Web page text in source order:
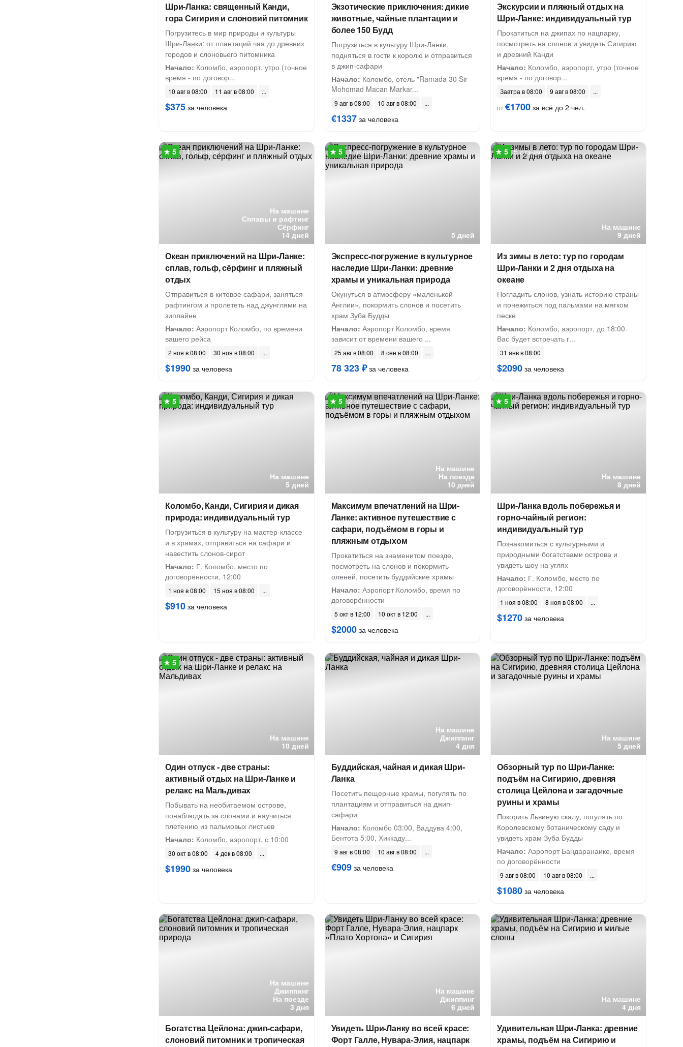
Шри-Ланка: священный Канди,
гора Сигирия и слоновий питомник
Погрузитесь в мир природы и культуры
Шри-Ланки: от плантаций чая до древних
городов и слоновьего питомника
Начало: Коломбо, аэропорт, утро (точное
время - по договор...
10 авг в 08:00 11 авг в 08:00
$375 за человека
Экзотические приключения: дикие
животные, чайные плантации и
более 150 Будд
Погрузиться в культуру Шри-Ланки,
подняться в гости к королю и отправиться
в джип-сафари
Начало: Коломбо, отель "Ramada 30 Sir
Mohomad Macan Markar...
9 авг в 08:00 10 авг в 08:00
€1337за человека
Экскурсии и пляжный отдых на
Шри-Ланке: индивидуальный тур
Прокатиться на джипах по нацпарку,
посмотреть на слонов и увидеть Сигирию
и древний Канди
Начало: Коломбо, аэропорт, утро (точное
время - по договор...
Завтра в 08:00
9 авг в 08:00
от€1700 за всё до 2 чел.
На машине
Сплавы и рафтинг
Сёрфинг
14 дней
14 отзывов
Океан приключений на Шри-Ланке:
сплав, гольф, сёрфинг и пляжный
отдых
Отправиться в китовое сафари, заняться
рафтингом и пролететь над джунглями на
зиплайне
Начало: Аэропорт Коломбо, по времени
вашего рейса
2 ноя в 08:00 30 ноя в 08:00
$1990 за человека
5 дней
1 отзыв
Экспресс-погружение в культурное
наследие Шри-Ланки: древние
храмы и уникальная природа
Окунуться в атмосферу «маленькой
Англии», покормить слонов и посетить
храм Зуба Будды
Начало: Аэропорт Коломбо, время
зависит от времени вашего ...
25 авг в 08:00 8 сен в 08:00
78 323 ₽за человека
На машине
9 дней
5 отзывов
Из зимы в лето: тур по городам
Шри-Ланки и 2 дня отдыха на
океане
Погладить слонов, узнать историю страны
и понежиться под пальмами на мягком
песке
Начало: Коломбо, аэропорт, до 18:00.
Вас будет встречать г...
31 янв в 08:00
$2090 за человека
На машине
5 дней
3 отзыва
Коломбо, Канди, Сигирия и дикая
природа: индивидуальный тур
Погрузиться в культуру на мастер-классе
и в храмах, отправиться на сафари и
навестить слонов-сирот
Начало: Г. Коломбо, место по
договорённости, 12:00
1 ноя в 08:00 15 ноя в 08:00
$910 за человека
На машине
На поезде
10 дней
2 отзыва
Максимум впечатлений на Шри-
Ланке: активное путешествие с
сафари, подъёмом в горы и
пляжным отдыхом
Прокатиться на знаменитом поезде,
посмотреть на слонов и покормить
оленей, посетить буддийские храмы
Начало: Аэропорт Коломбо, время по
договорённости
5 окт в 12:00 10 окт в 12:00
$2000за человека
На машине
8 дней
1 отзыв
Шри-Ланка вдоль побережья и
горно-чайный регион:
индивидуальный тур
Познакомиться с культурными и
природными богатствами острова и
увидеть шоу на углях
Начало: Г. Коломбо, место по
договорённости, 12:00
1 ноя в 08:00 8 ноя в 08:00
$1270 за человека
На машине
10 дней
1 отзыв
Один отпуск - две страны:
активный отдых на Шри-Ланке и
релакс на Мальдивах
Побывать на необитаемом острове,
понаблюдать за слонами и научиться
плетению из пальмовых листьев
Начало: Коломбо, аэропорт, с 10:00
30 окт в 08:00 4 дек в 08:00
$1990 за человека
На машине
Джиппинг
4 дня
Буддийская, чайная и дикая Шри-
Ланка
Посетить пещерные храмы, погулять по
плантациям и отправиться на джип-
сафари
Начало: Коломбо 03:00, Ваддува 4:00,
Бентота 5:00, Хиккаду...
9 авг в 08:00 10 авг в 08:00
€909за человека
На машине
5 дней
Обзорный тур по Шри-Ланке:
подъём на Сигирию, древняя
столица Цейлона и загадочные
руины и храмы
Покорить Львиную скалу, погулять по
Королевскому ботаническому саду и
увидеть храм Зуба Будды
Начало: Аэропорт Бандаранаике, время
по договорённости
9 авг в 08:00 10 авг в 08:00
$1080 за человека
На машине
Джиппинг
На поезде
3 дня
Богатства Цейлона: джип-сафари,
слоновий питомник и тропическая
На машине
Джиппинг
6 дней
Увидеть Шри-Ланку во всей красе:
Форт Галле, Нувара-Элия, нацпарк
На машине
4 дня
Удивительная Шри-Ланка: древние
храмы, подъём на Сигирию и